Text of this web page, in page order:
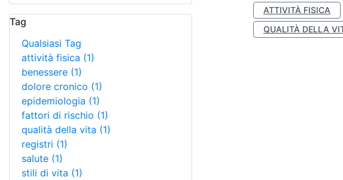
Tag
Qualsiasi Tag
attività fisica (1)
benessere (1)
dolore cronico (1)
epidemiologia (1)
fattori di rischio (1)
qualità della vita (1)
registri (1)
salute (1)
stili di vita (1)
ATTIVITÀ FISICA
QUALITÀ DELLA